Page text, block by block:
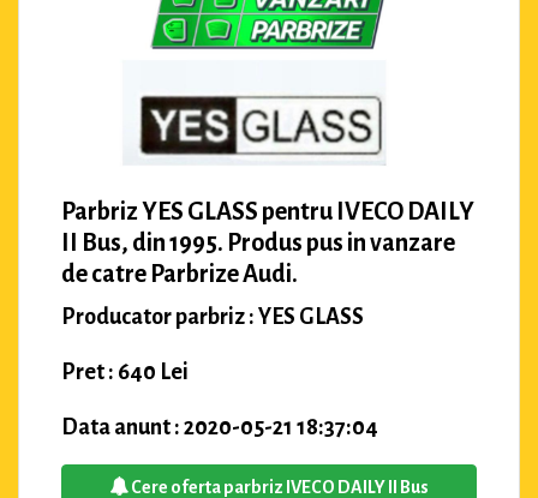
Parbriz YES GLASS pentru IVECO DAILY
II Bus, din 1995. Produs pus in vanzare
de catre Parbrize Audi.
Producator parbriz : YES GLASS
Pret : 640 Lei
Data anunt : 2020-05-21 18:37:04
Cere oferta parbriz IVECO DAILY II Bus